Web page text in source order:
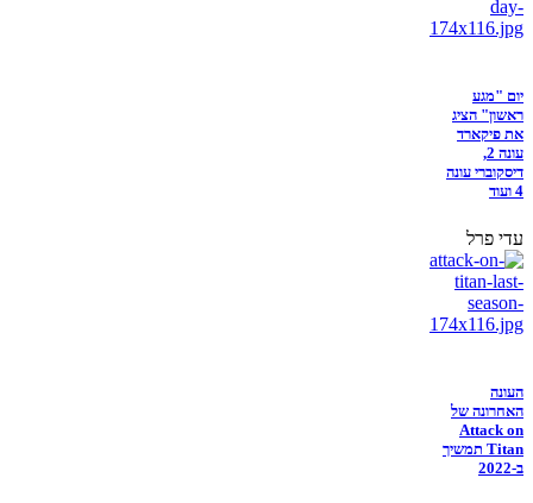
יום "מגע
ראשון" הציג
את פיקארד
עונה 2,
דיסקוברי עונה
4 ועוד
עדי פרל
העונה
האחרונה של
Attack on
Titan תמשיך
ב-2022